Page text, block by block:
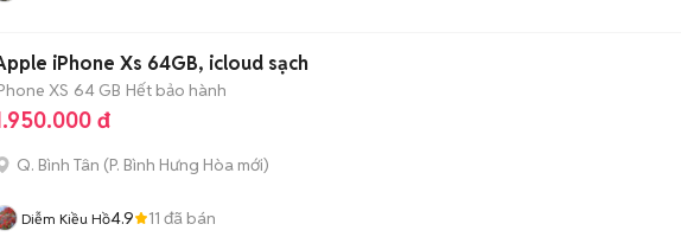
iPhone Xs 64GB, icloud sạch
XS 64 GB Hết bảo hành
đ
Q. Bình Tân (P. Bình Hưng Hòa mới)
Diễm Kiều Hồ4.9 11 đã bán